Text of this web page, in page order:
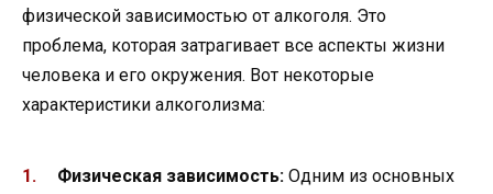
физической зависимостью от алкоголя. Это
проблема, которая затрагивает все аспекты жизни
человека и его окружения. Вот некоторые
характеристики алкоголизма:
Физическая зависимость: Одним из основных